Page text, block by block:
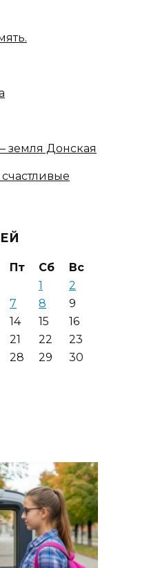
Донская
Пт Сб
Вс
1
2
7 8
9
14 15
16
21 22
23
28 29
30